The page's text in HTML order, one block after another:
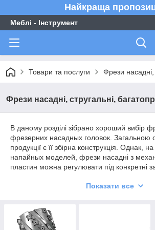
Найкраща
Меблі - Інструмент
Товари та послуги Фрези насадні,
Фрези насадні, стругальні,
В даному розділі зібрано хороший вибір
фрезерних насадных головок. Загальною
продукції є її збірна конструкція. Однак, на
напайных моделей, фрези насадні з
пластин можна регулювати під конкретні
Представлений багатий вибір фрез, таких
використовувати вироби протягом
Завдяки цьому вам рідше доведеться
Показати все